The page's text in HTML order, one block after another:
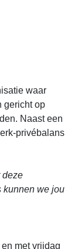
waar
gericht op
Naast een
privébalans
deze
kunnen we jou
met vrijdag